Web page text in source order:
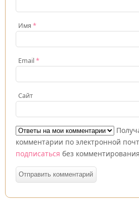
Имя *
Email*
Сайт
комментарии по электронной
подписаться без